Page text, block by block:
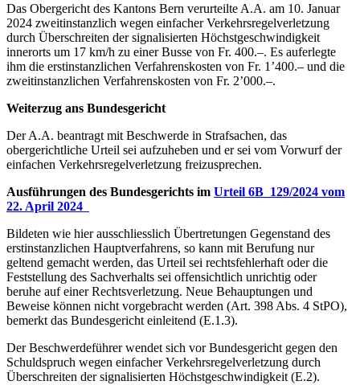
Das Obergericht des Kantons Bern verurteilte A.A. am 10. Januar
2024 zweitinstanzlich wegen einfacher Verkehrsregelverletzung
durch Überschreiten der signalisierten Höchstgeschwindigkeit
innerorts um 17 km/h zu einer Busse von Fr. 400.–. Es auferlegte
ihm die erstinstanzlichen Verfahrenskosten von Fr. 1’400.– und die
zweitinstanzlichen Verfahrenskosten von Fr. 2’000.–.
Weiterzug ans Bundesgericht
Der A.A. beantragt mit Beschwerde in Strafsachen, das
obergerichtliche Urteil sei aufzuheben und er sei vom Vorwurf der
einfachen Verkehrsregelverletzung freizusprechen.
Ausführungen des Bundesgerichts im Urteil 6B_129/2024 vom
22. April 2024
Bildeten wie hier ausschliesslich Übertretungen Gegenstand des
erstinstanzlichen Hauptverfahrens, so kann mit Berufung nur
geltend gemacht werden, das Urteil sei rechtsfehlerhaft oder die
Feststellung des Sachverhalts sei offensichtlich unrichtig oder
beruhe auf einer Rechtsverletzung. Neue Behauptungen und
Beweise können nicht vorgebracht werden (Art. 398 Abs. 4 StPO),
bemerkt das Bundesgericht einleitend (E.1.3).
Der Beschwerdeführer wendet sich vor Bundesgericht gegen den
Schuldspruch wegen einfacher Verkehrsregelverletzung durch
Überschreiten der signalisierten Höchstgeschwindigkeit (E.2).